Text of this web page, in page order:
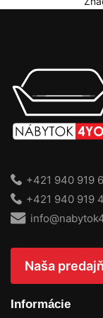
+421 940 919
+421 940 919
Naša
Informácie